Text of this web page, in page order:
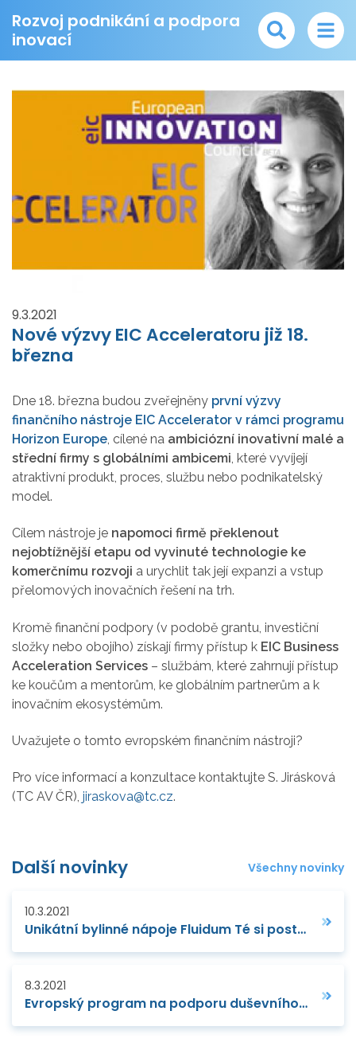
Rozvoj podnikání a podpora
inovací
9.3.2021
Nové výzvy EIC Acceleratoru již 18.
března
Dne 18. března budou zveřejněny první výzvy
finančního nástroje EIC Accelerator v rámci programu
Horizon Europe, cílené na ambiciózní inovativní malé a
střední firmy s globálními ambicemi, které vyvíjejí
atraktivní produkt, proces, službu nebo podnikatelský
model.
Cílem nástroje je napomoci firmě překlenout
nejobtížnější etapu od vyvinuté technologie ke
komerčnímu rozvoji a urychlit tak její expanzi a vstup
přelomových inovačních řešení na trh.
Kromě finanční podpory (v podobě grantu, investiční
složky nebo obojího) získají firmy přístup k EIC Business
Acceleration Services – službám, které zahrnují přístup
ke koučům a mentorům, ke globálním partnerům a k
inovačním ekosystémům.
Uvažujete o tomto evropském finančním nástroji?
Pro více informací a konzultace kontaktujte S. Jirásková
(TC AV ČR), jiraskova@tc.cz.
Další novinky Všechny novinky
10.3.2021
Unikátní bylinné nápoje Fluidum Té si postupně budují své místo na trhu i díky podpoře TC AV ČR
8.3.2021
Evropský program na podporu duševního vlastnictví pokračuje